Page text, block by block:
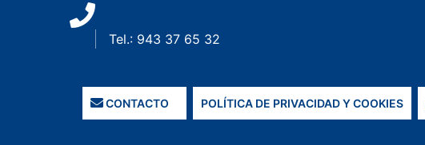
Tel.: 943 37 65 32
CONTACTO POLÍTICA DE PRIVACIDAD Y COOKIES